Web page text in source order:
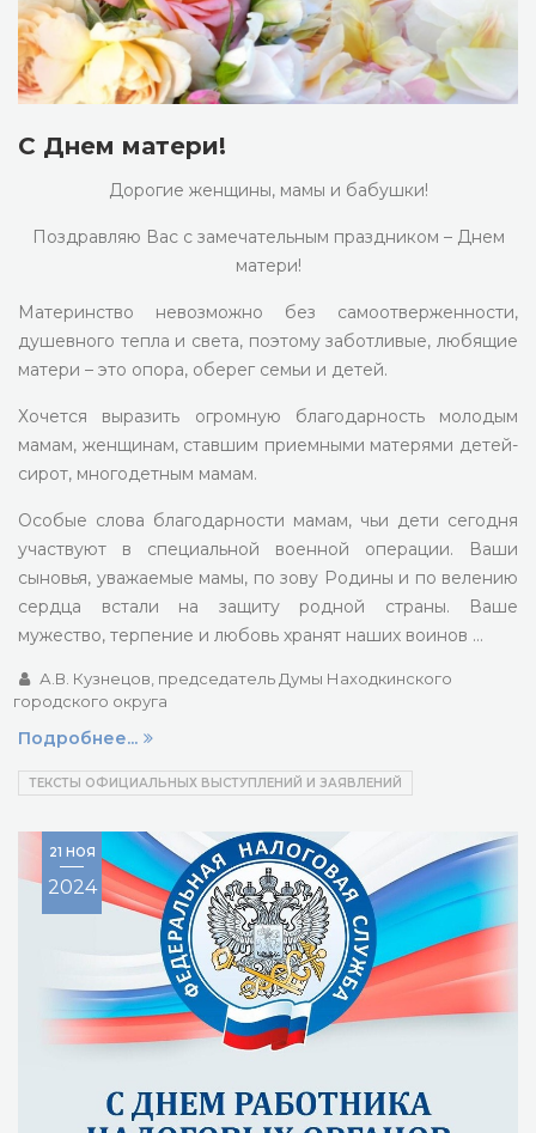
С Днем матери!
Дорогие женщины, мамы и бабушки!
Поздравляю Вас с замечательным праздником – Днем
матери!
Материнство невозможно без самоотверженности,
душевного тепла и света, поэтому заботливые, любящие
матери – это опора, оберег семьи и детей.
Хочется выразить огромную благодарность молодым
мамам, женщинам, ставшим приемными матерями детей-
сирот, многодетным мамам.
Особые слова благодарности мамам, чьи дети сегодня
участвуют в специальной военной операции. Ваши
сыновья, уважаемые мамы, по зову Родины и по велению
сердца встали на защиту родной страны. Ваше
мужество, терпение и любовь хранят наших воинов …
А.В. Кузнецов, председатель Думы Находкинского
городского округа
Подробнее...
ТЕКСТЫ ОФИЦИАЛЬНЫХ ВЫСТУПЛЕНИЙ И ЗАЯВЛЕНИЙ
21 НОЯ
2024